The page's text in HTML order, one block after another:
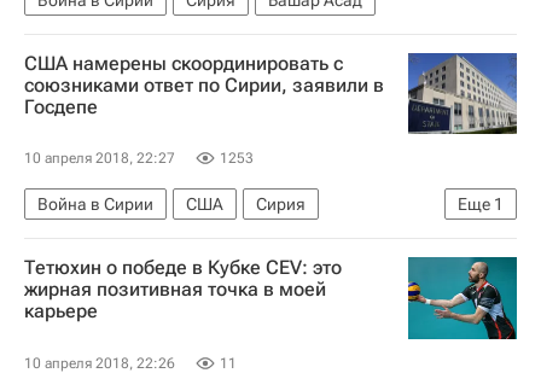
США намерены скоординировать с
союзниками ответ по Сирии, заявили в
Госдепе
10 апреля 2018, 22:27 1253
Еще 1
Война в Сирии США
Сирия
Государственный департамент США
Тетюхин о победе в Кубке CEV: это
жирная позитивная точка в моей
карьере
10 апреля 2018, 22:26 11